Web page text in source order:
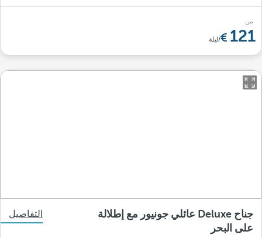
من
121 /ليلة
جناح Deluxe عائلي جونيور مع إطلالة
على البحر
التفاصيل